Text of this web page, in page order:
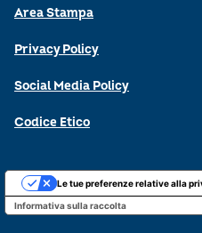
Area Stampa
Privacy Policy
Social Media Policy
Codice Etico
Informativa sulla raccolta
Le tue preferenze relative alla